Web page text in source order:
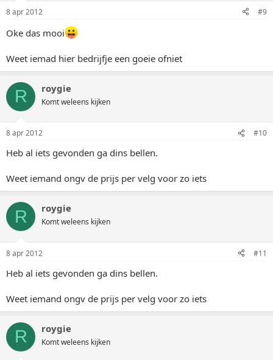
8 apr 2012 #9
Oke das mooi
Weet iemad hier bedrijfje een goeie ofniet
R roygie
Komt weleens kijken
8 apr 2012 #10
Heb al iets gevonden ga dins bellen.
Weet iemand ongv de prijs per velg voor zo iets
R roygie
Komt weleens kijken
8 apr 2012 #11
Heb al iets gevonden ga dins bellen.
Weet iemand ongv de prijs per velg voor zo iets
R roygie
Komt weleens kijken